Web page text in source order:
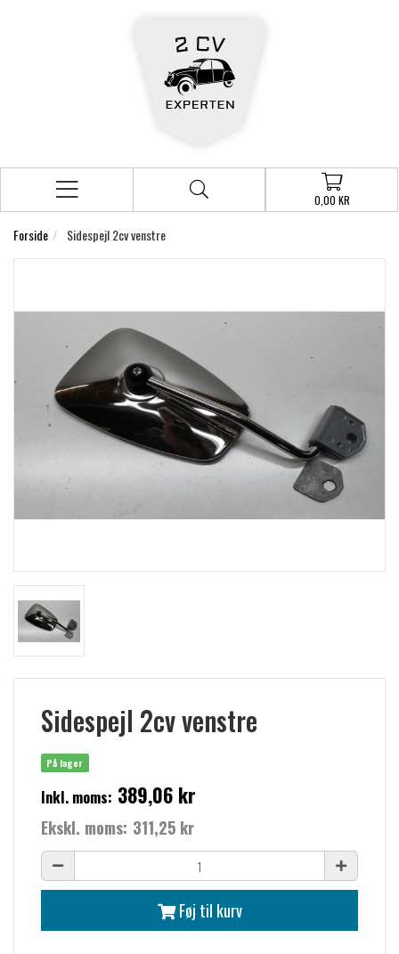
0,00 KR
Forside Sidespejl 2cv venstre
Sidespejl 2cv venstre
På lager
Inkl. moms: 389,06 kr
Ekskl. moms: 311,25 kr
Føj til kurv